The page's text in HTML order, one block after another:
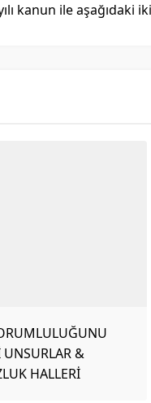
kanun ile aşağıdaki
&
HALLERİ